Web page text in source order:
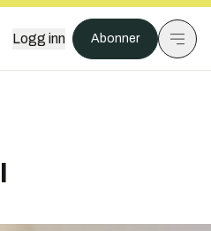
Logg inn Abonner